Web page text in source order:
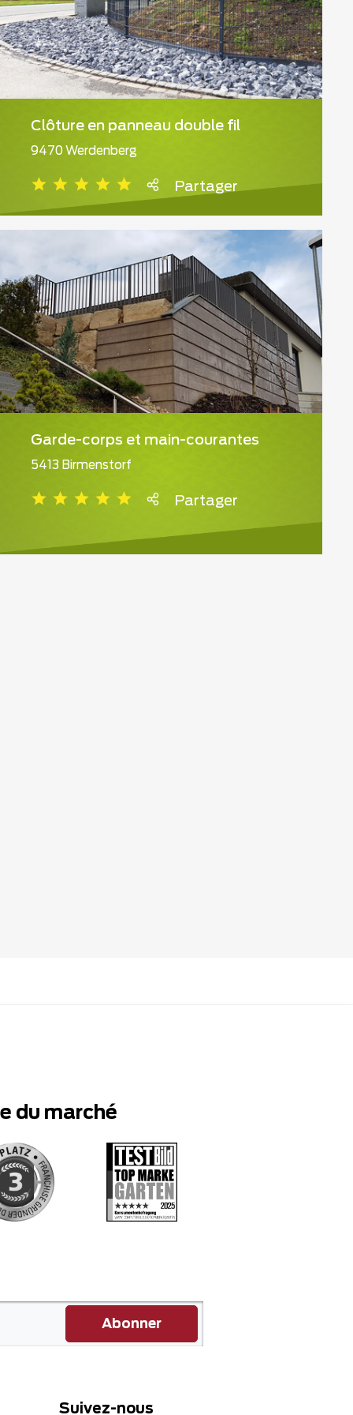
Clôture en panneau double fil
9470 Werdenberg
Partager
Garde-corps et main-courantes
5413 Birmenstorf
Partager
du marché
Abonner
Suivez-nous